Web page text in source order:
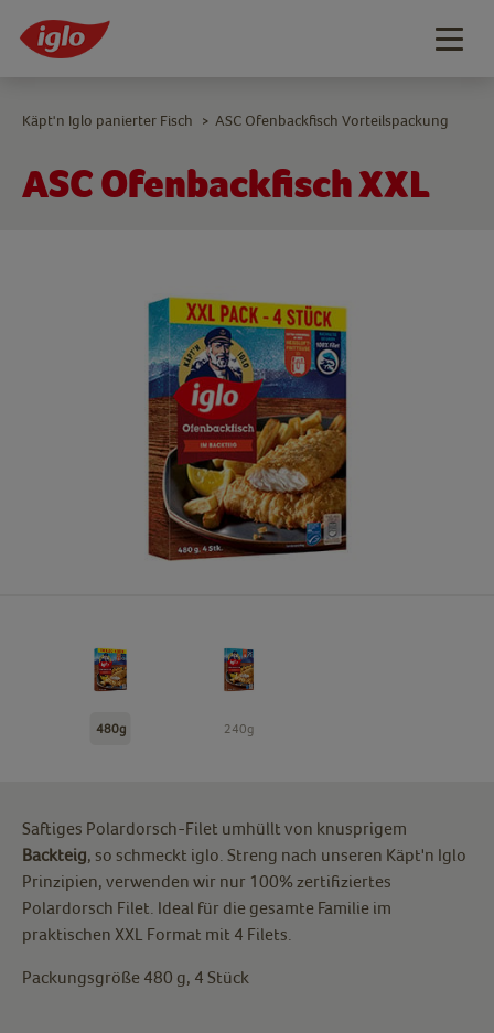
ASC Ofenbackfisch XXL
Käpt'n Iglo panierter Fisch > ASC Ofenbackfisch Vorteilspackung
480g 240g
Saftiges Polardorsch-Filet umhüllt von knusprigem
Backteig, so schmeckt iglo. Streng nach unseren Käpt'n Iglo
Prinzipien, verwenden wir nur 100% zertifiziertes
Polardorsch Filet. Ideal für die gesamte Familie im
praktischen XXL Format mit 4 Filets.
Packungsgröße 480 g, 4 Stück